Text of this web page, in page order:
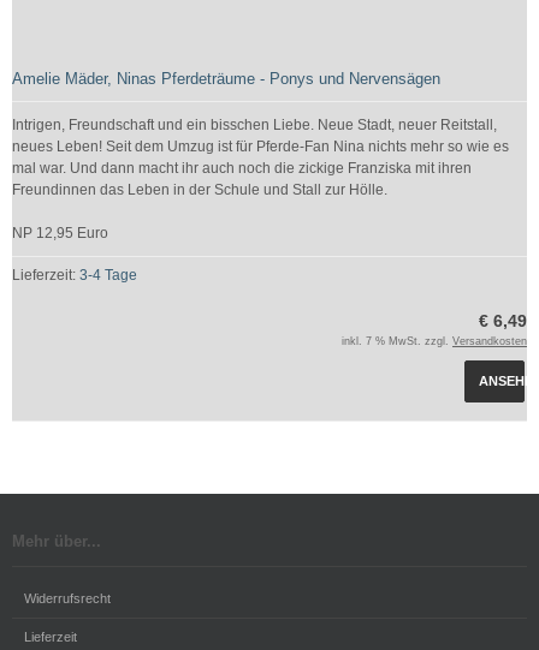
Amelie Mäder, Ninas Pferdeträume - Ponys und Nervensägen
Intrigen, Freundschaft und ein bisschen Liebe. Neue Stadt, neuer Reitstall,
neues Leben! Seit dem Umzug ist für Pferde-Fan Nina nichts mehr so wie es
mal war. Und dann macht ihr auch noch die zickige Franziska mit ihren
Freundinnen das Leben in der Schule und Stall zur Hölle.
NP 12,95 Euro
Lieferzeit: 3-4 Tage
€ 6,49
inkl. 7 % MwSt. zzgl. Versandkosten
Mehr über...
Widerrufsrecht
Lieferzeit